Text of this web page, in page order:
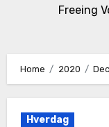
Freeing
Home 2020
Hverdag